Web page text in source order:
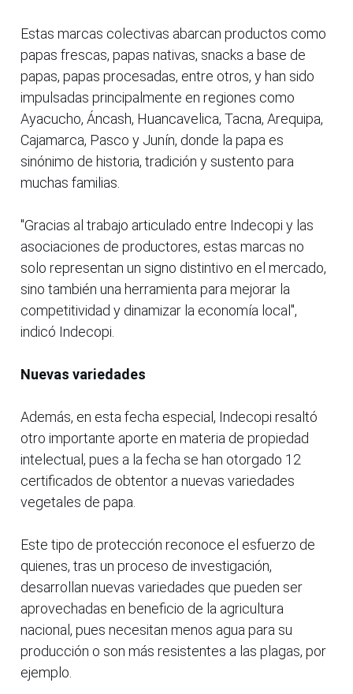
Estas marcas colectivas abarcan productos como
papas frescas, papas nativas, snacks a base de
papas, papas procesadas, entre otros, y han sido
impulsadas principalmente en regiones como
Ayacucho, Áncash, Huancavelica, Tacna, Arequipa,
Cajamarca, Pasco y Junín, donde la papa es
sinónimo de historia, tradición y sustento para
muchas familias.
"Gracias al trabajo articulado entre Indecopi y las
asociaciones de productores, estas marcas no
solo representan un signo distintivo en el mercado,
sino también una herramienta para mejorar la
competitividad y dinamizar la economía local",
indicó Indecopi.
Nuevas variedades
Además, en esta fecha especial, Indecopi resaltó
otro importante aporte en materia de propiedad
intelectual, pues a la fecha se han otorgado 12
certificados de obtentor a nuevas variedades
vegetales de papa.
Este tipo de protección reconoce el esfuerzo de
quienes, tras un proceso de investigación,
desarrollan nuevas variedades que pueden ser
aprovechadas en beneficio de la agricultura
nacional, pues necesitan menos agua para su
producción o son más resistentes a las plagas, por
ejemplo.